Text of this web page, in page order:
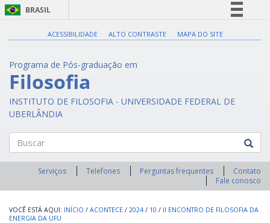
BRASIL
Legislação
ACESSIBILIDADE ALTO CONTRASTE MAPA DO SITE
Programa de Pós-graduação em
Filosofia
INSTITUTO DE FILOSOFIA - UNIVERSIDADE FEDERAL DE
UBERLÂNDIA
Buscar
Serviços Telefones Perguntas frequentes
Contato
Fale conosco
INÍCIO / ACONTECE / 2024 / 10 / II ENCONTRO DE FILOSOFIA DA
ENERGIA DA UFU